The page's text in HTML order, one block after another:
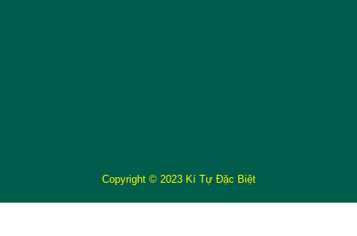
Copyright © 2023 Kí Tự Đặc Biệt